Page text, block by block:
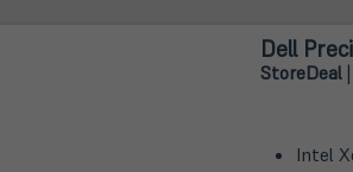
Dell
StoreDeal|
Intel